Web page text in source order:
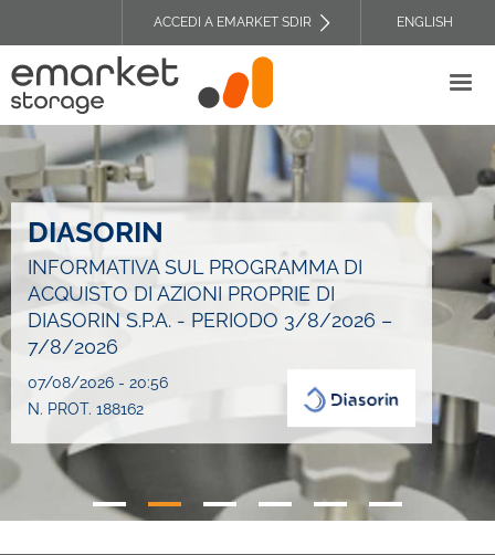
contenuto
principale
TOP
HEADER
ACCEDI A EMARKET SDIR ENGLISH
DIASORIN
INFORMATIVA SUL PROGRAMMA DI
ACQUISTO DI AZIONI PROPRIE DI
DIASORIN S.P.A. - PERIODO 3/8/2026 –
7/8/2026
07/08/2026 - 20:56
N. PROT. 188162